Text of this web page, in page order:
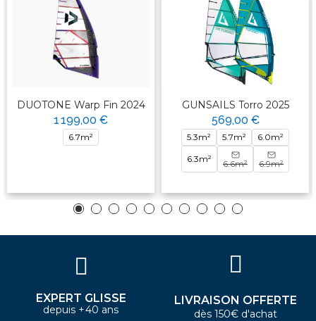
DUOTONE Warp Fin 2024
1 199,00 €
6.7m²
GUNSAILS Torro 2025
569,00 €
5.3m² 5.7m² 6.0m²
6.3m² 6.6m² 6.9m²
EXPERT GLISSE
depuis +40 ans
LIVRAISON OFFERTE
dès 150€ d'achat